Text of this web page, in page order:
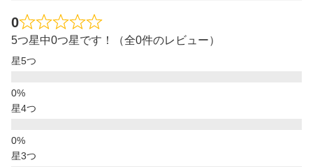
0
5つ星中0つ星です！（全0件のレビュー）
星5つ
星4つ
星3つ